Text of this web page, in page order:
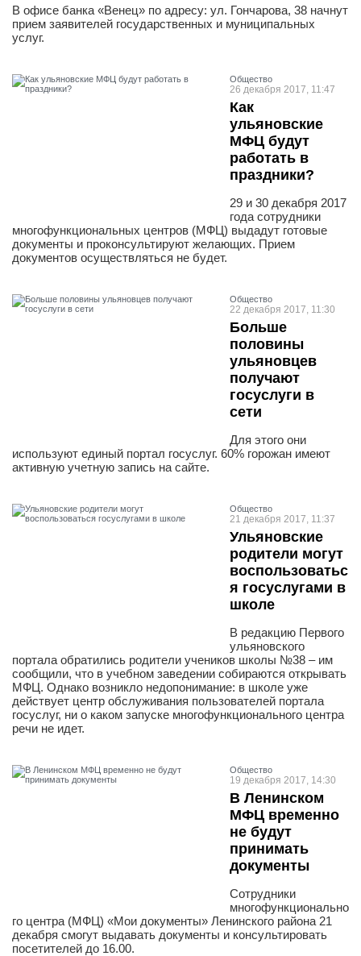
В офисе банка «Венец» по адресу: ул. Гончарова, 38 начнут
прием заявителей государственных и муниципальных
услуг.
Общество
26 декабря 2017, 11:47
Как
ульяновские
МФЦ будут
работать в
праздники?
29 и 30 декабря 2017
года сотрудники
многофункциональных центров (МФЦ) выдадут готовые
документы и проконсультируют желающих. Прием
документов осуществляться не будет.
Общество
22 декабря 2017, 11:30
Больше
половины
ульяновцев
получают
госуслуги в
сети
Для этого они
используют единый портал госуслуг. 60% горожан имеют
активную учетную запись на сайте.
Общество
21 декабря 2017, 11:37
Ульяновские
родители могут
воспользоватьс
я госуслугами в
школе
В редакцию Первого
ульяновского
портала обратились родители учеников школы №38 – им
сообщили, что в учебном заведении собираются открывать
МФЦ. Однако возникло недопонимание: в школе уже
действует центр обслуживания пользователей портала
госуслуг, ни о каком запуске многофункционального центра
речи не идет.
Общество
19 декабря 2017, 14:30
В Ленинском
МФЦ временно
не будут
принимать
документы
Сотрудники
многофункционально
го центра (МФЦ) «Мои документы» Ленинского района 21
декабря смогут выдавать документы и консультировать
посетителей до 16.00.